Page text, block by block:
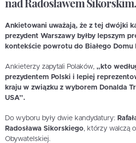
nad Radosławem Sikorskim.
Ankietowani uważają, że z tej dwójki
prezydent Warszawy byłby lepszym
kontekście powrotu do Białego Domu
Ankieterzy zapytali Polaków, „kto
prezydentem Polski i lepiej
kraju w związku z wyborem Donalda
USA”.
Do wyboru były dwie kandydatury:
Radosława Sikorskiego, którzy walczą
Obywatelskiej.